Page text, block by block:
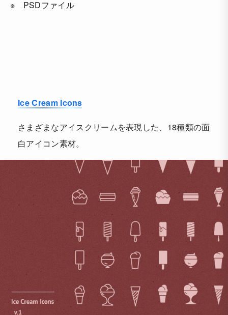
※ PSDファイル
Ice Cream Icons
さまざまなアイスクリームを表現した、18種類の面
白アイコン素材。